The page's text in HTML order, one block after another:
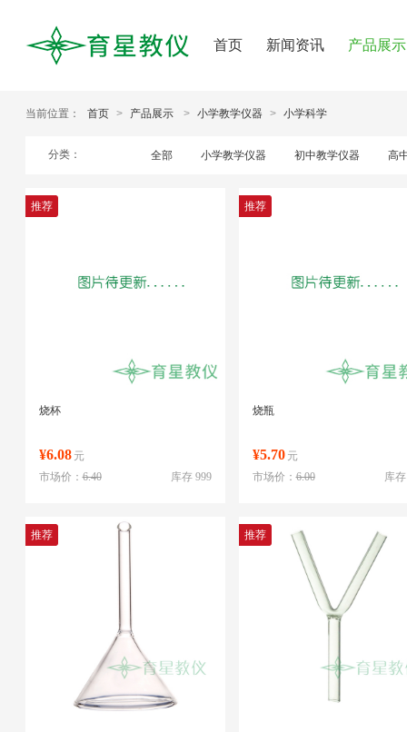
首页 新闻资讯 产品展示
当前位置： 首页 > 产品展示 > 小学教学仪器 > 小学科学
分类： 全部 小学教学仪器 初中教学仪器 高
推荐
烧杯
¥6.08 元
库存 999
市场价：6.40
推荐
烧瓶
¥5.70 元
库
市场价：6.00
推荐 推荐